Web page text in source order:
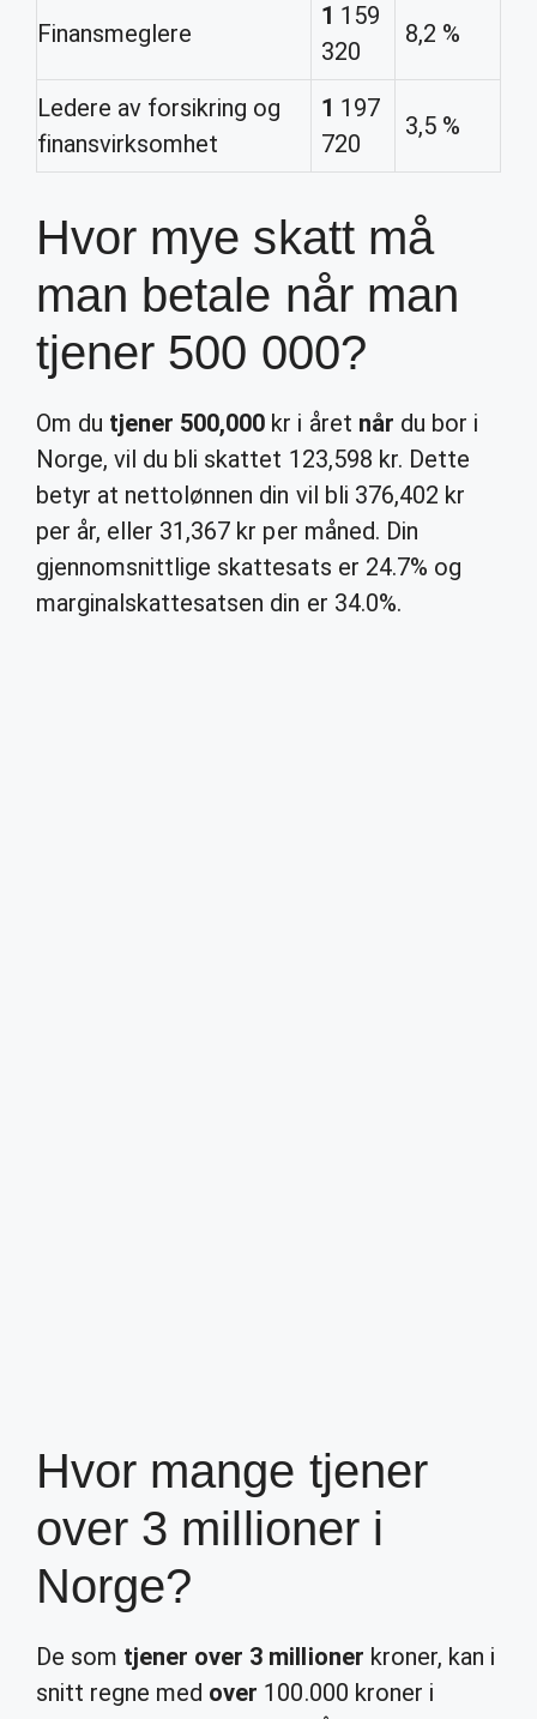
Finansmeglere
1 159
320
8,2 %
Ledere av forsikring og
finansvirksomhet
1 197
720
3,5 %
Hvor mye skatt må
man betale når man
tjener 500 000?
Om du tjener 500,000 kr i året når du bor i
Norge, vil du bli skattet 123,598 kr. Dette
betyr at nettolønnen din vil bli 376,402 kr
per år, eller 31,367 kr per måned. Din
gjennomsnittlige skattesats er 24.7% og
marginalskattesatsen din er 34.0%.
Hvor mange tjener
over 3 millioner i
Norge?
De som tjener over 3 millioner kroner, kan i
snitt regne med over 100.000 kroner i